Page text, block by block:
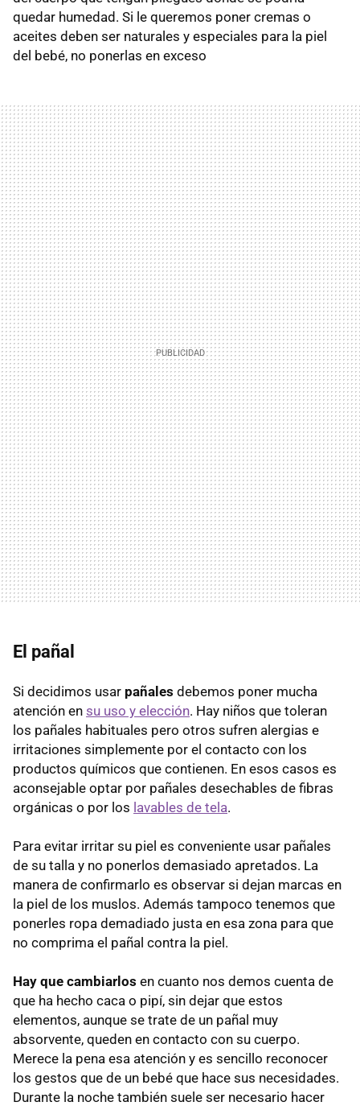
quedar humedad. Si le queremos poner cremas o
aceites deben ser naturales y especiales para la piel
del bebé, no ponerlas en exceso
El pañal
Si decidimos usar pañales debemos poner mucha
atención en su uso y elección. Hay niños que toleran
los pañales habituales pero otros sufren alergias e
irritaciones simplemente por el contacto con los
productos químicos que contienen. En esos casos es
aconsejable optar por pañales desechables de fibras
orgánicas o por los lavables de tela.
Para evitar irritar su piel es conveniente usar pañales
de su talla y no ponerlos demasiado apretados. La
manera de confirmarlo es observar si dejan marcas en
la piel de los muslos. Además tampoco tenemos que
ponerles ropa demadiado justa en esa zona para que
no comprima el pañal contra la piel.
Hay que cambiarlos en cuanto nos demos cuenta de
que ha hecho caca o pipí, sin dejar que estos
elementos, aunque se trate de un pañal muy
absorvente, queden en contacto con su cuerpo.
Merece la pena esa atención y es sencillo reconocer
los gestos que de un bebé que hace sus necesidades.
Durante la noche también suele ser necesario hacer